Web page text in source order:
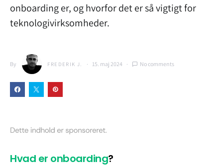
onboarding er, og hvorfor det er så vigtigt for
teknologivirksomheder.
By FREDERIK J. 15. maj 2024 No comments
Hvad er onboarding?